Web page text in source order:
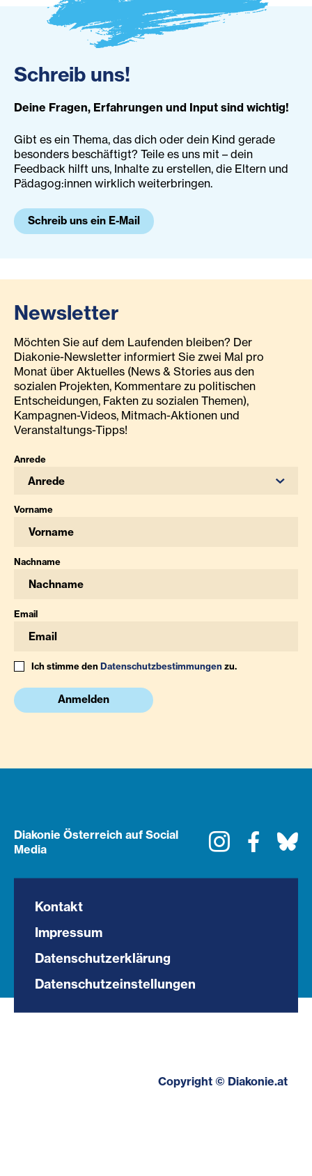
Schreib uns!
Deine Fragen, Erfahrungen und Input sind wichtig!
Gibt es ein Thema, das dich oder dein Kind gerade
besonders beschäftigt? Teile es uns mit – dein
Feedback hilft uns, Inhalte zu erstellen, die Eltern und
Pädagog:innen wirklich weiterbringen.
Schreib uns ein E-Mail
Newsletter
Möchten Sie auf dem Laufenden bleiben? Der
Diakonie-Newsletter informiert Sie zwei Mal pro
Monat über Aktuelles (News & Stories aus den
sozialen Projekten, Kommentare zu politischen
Entscheidungen, Fakten zu sozialen Themen),
Kampagnen-Videos, Mitmach-Aktionen und
Veranstaltungs-Tipps!
Anrede
Anrede
Vorname
Nachname
Email
Ich stimme denDatenschutzbestimmungenzu.
Anmelden
Diakonie Österreich auf Social
Media
Instagram
Kontakt
Impressum
Datenschutzerklärung
Datenschutzeinstellungen
Copyright © Diakonie.at